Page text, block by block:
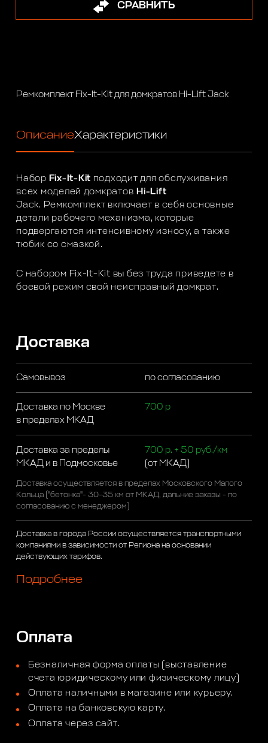
СРАВНИТЬ
Ремкомплект Fix-It-Kit для домкратов Hi-Lift Jack
ОписаниеХарактеристики
Набор Fix-It-Kit подходит для обслуживания
всех моделей домкратов Hi-Lift
Jack. Ремкомплект включает в себя основные
детали рабочего механизма, которые
подвергаются интенсивному износу, а также
тюбик со смазкой.
С набором Fix-It-Kit вы без труда приведете в
боевой режим свой неисправный домкрат.
Доставка
Самовывоз по согласованию
Доставка по Москве
в пределах МКАД
700 р
Доставка за пределы
МКАД и в Подмосковье
700 р. + 50 руб./км
(от МКАД)
Доставка осуществляется в пределах Московского Малого
Кольца ("бетонка"- 30-35 км от МКАД, дальние заказы - по
согласованию с менеджером)
Доставка в города России осуществляется транспортными
компаниями в зависимости от Региона на основании
действующих тарифов.
Подробнее
Оплата
Безналичная форма оплаты (выставление
счета юридическому или физическому лицу)
Оплата наличными в магазине или курьеру.
Оплата на банковскую карту.
Оплата через сайт.